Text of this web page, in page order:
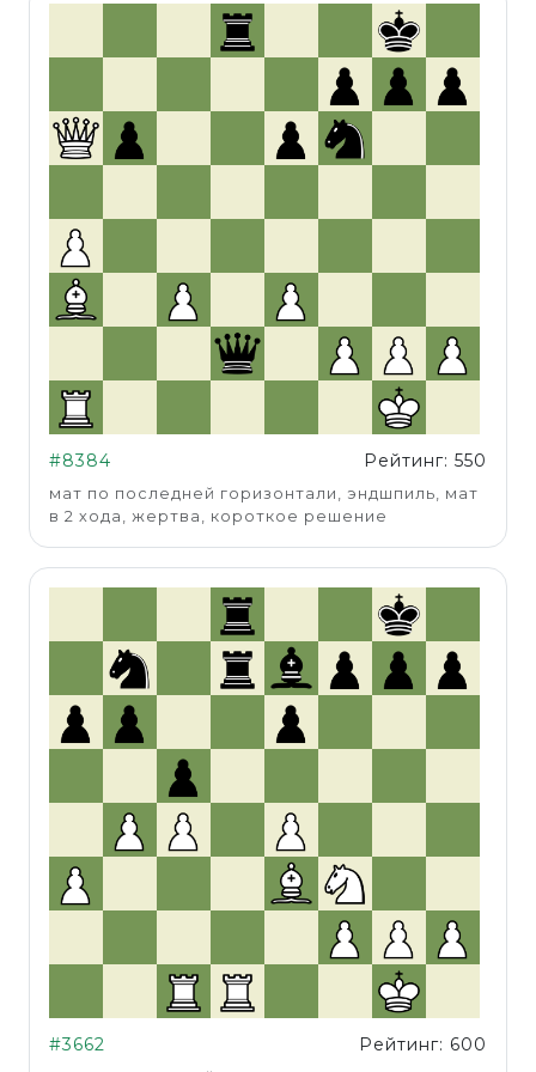
#8384 Рейтинг: 550
мат по последней горизонтали, эндшпиль, мат
в 2 хода, жертва, короткое решение
#3662 Рейтинг: 600